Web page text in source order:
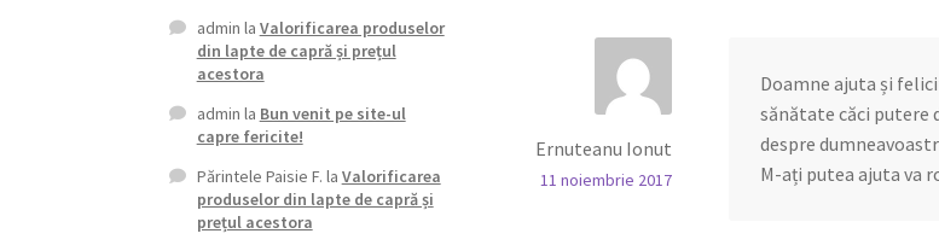
Ernuteanu Ionut
11 noiembrie 2017
Doamne ajuta și
sănătate căci putere
despre
M-ați putea ajuta va
admin la Valorificarea produselor
din lapte de capră și prețul
acestora
admin la Bun venit pe site-ul
capre fericite!
Părintele Paisie F. la Valorificarea
produselor din lapte de capră și
prețul acestora